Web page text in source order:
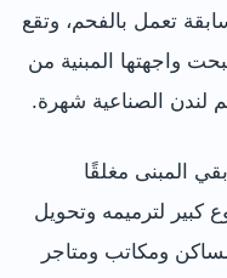
تعمل بالفحم، وتقع
واجهتها المبنية من
لندن الصناعية شهرة.
إنتاج الكهرباء سنة 1983، بقي المبنى مغلقًا
كبير لترميمه وتحويل
ومكاتب ومتاجر